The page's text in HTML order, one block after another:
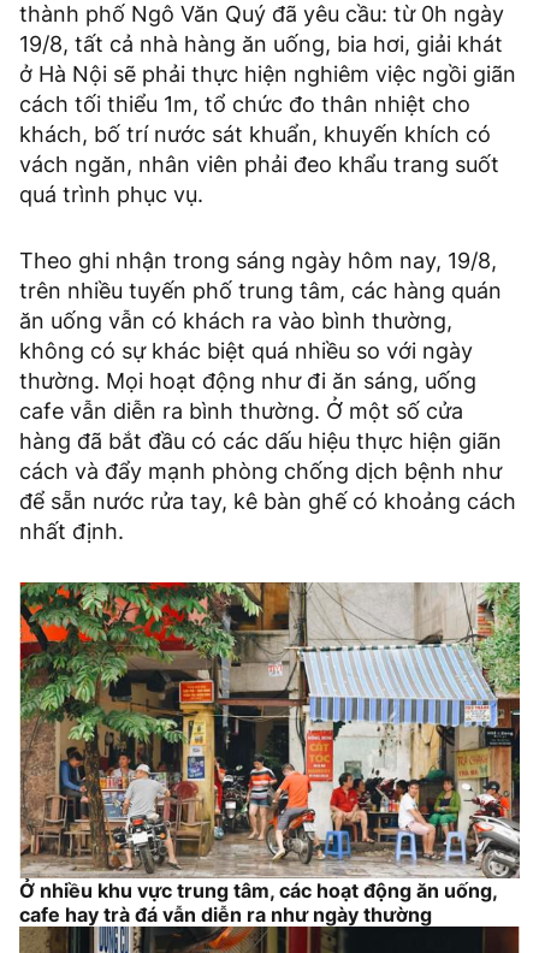
thành phố Ngô Văn Quý đã yêu cầu: từ 0h ngày
19/8, tất cả nhà hàng ăn uống, bia hơi, giải khát
ở Hà Nội sẽ phải thực hiện nghiêm việc ngồi giãn
cách tối thiểu 1m, tổ chức đo thân nhiệt cho
khách, bố trí nước sát khuẩn, khuyến khích có
vách ngăn, nhân viên phải đeo khẩu trang suốt
quá trình phục vụ.
Theo ghi nhận trong sáng ngày hôm nay, 19/8,
trên nhiều tuyến phố trung tâm, các hàng quán
ăn uống vẫn có khách ra vào bình thường,
không có sự khác biệt quá nhiều so với ngày
thường. Mọi hoạt động như đi ăn sáng, uống
cafe vẫn diễn ra bình thường. Ở một số cửa
hàng đã bắt đầu có các dấu hiệu thực hiện giãn
cách và đẩy mạnh phòng chống dịch bệnh như
để sẵn nước rửa tay, kê bàn ghế có khoảng cách
nhất định.
Ở nhiều khu vực trung tâm, các hoạt động ăn uống,
cafe hay trà đá vẫn diễn ra như ngày thường